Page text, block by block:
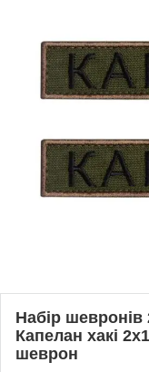
Набір шевронів
Капелан хакі
шеврон